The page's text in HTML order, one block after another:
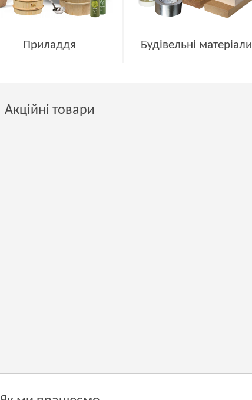
Приладдя Будівельні матеріали
Акційні товари